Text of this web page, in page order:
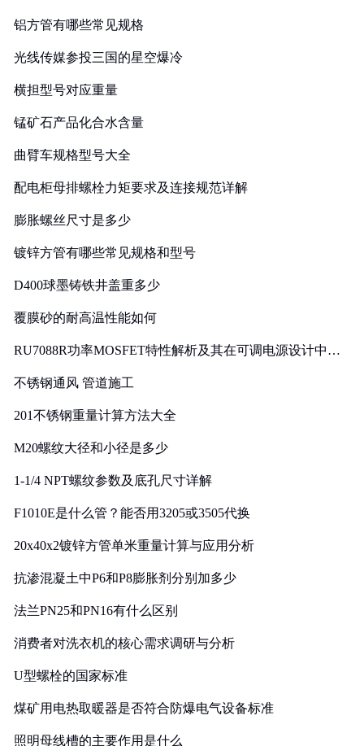
铝方管有哪些常见规格
光线传媒参投三国的星空爆冷
横担型号对应重量
锰矿石产品化合水含量
曲臂车规格型号大全
配电柜母排螺栓力矩要求及连接规范详解
膨胀螺丝尺寸是多少
镀锌方管有哪些常见规格和型号
D400球墨铸铁井盖重多少
覆膜砂的耐高温性能如何
RU7088R功率MOSFET特性解析及其在可调电源设计中的
不锈钢通风 管道施工
201不锈钢重量计算方法大全
M20螺纹大径和小径是多少
1-1/4 NPT螺纹参数及底孔尺寸详解
F1010E是什么管？能否用3205或3505代换
20x40x2镀锌方管单米重量计算与应用分析
抗渗混凝土中P6和P8膨胀剂分别加多少
法兰PN25和PN16有什么区别
消费者对洗衣机的核心需求调研与分析
U型螺栓的国家标准
煤矿用电热取暖器是否符合防爆电气设备标准
照明母线槽的主要作用是什么